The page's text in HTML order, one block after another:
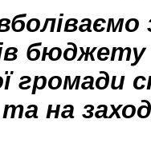
бюджету
громади
на